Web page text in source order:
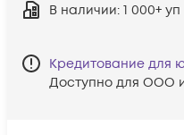
В наличии: 1 000+ уп
Кредитование для
Доступно для ООО